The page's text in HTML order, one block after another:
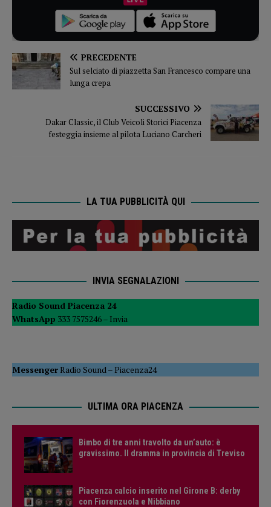
PRECEDENTE
Sul selciato di piazzetta San Francesco compare una
lunga crepa
SUCCESSIVO
Dakar Classic, il Club Veicoli Storici Piacenza
festeggia insieme al pilota Luciano Carcheri
LA TUA PUBBLICITÀ QUI
INVIA SEGNALAZIONI
Radio Sound Piacenza 24
WhatsApp 333 7575246 – Invia
MessengerRadio Sound –Piacenza24
ULTIMA ORA PIACENZA
Bimbo di tre anni travolto da un’auto: è
gravissimo. Il dramma in provincia di Treviso
Piacenza calcio inserito nel Girone B: derby
con Fiorenzuola e Nibbiano